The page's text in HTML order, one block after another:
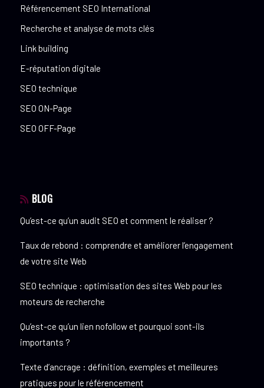
Référencement SEO International
Recherche et analyse de mots clés
Link building
E-réputation digitale
SEO technique
SEO ON-Page
SEO OFF-Page
BLOG
Qu’est-ce qu’un audit SEO et comment le réaliser ?
Taux de rebond : comprendre et améliorer l’engagement
de votre site Web
SEO technique : optimisation des sites Web pour les
moteurs de recherche
Qu’est-ce qu’un lien nofollow et pourquoi sont-ils
importants ?
Texte d’ancrage : définition, exemples et meilleures
pratiques pour le référencement